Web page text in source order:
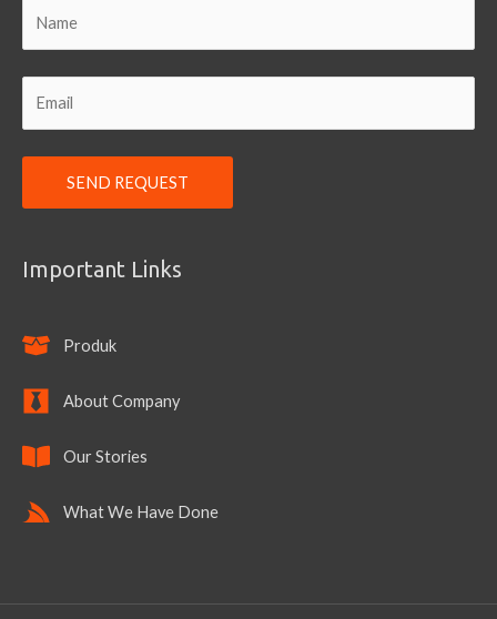
Important Links
Produk
About Company
Our Stories
What We Have Done